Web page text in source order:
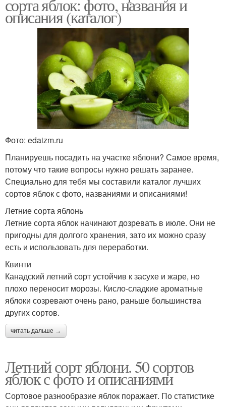
сорта яблок: фото, названия и
описания (каталог)
Фото: edaizm.ru
Планируешь посадить на участке яблони? Самое время,
потому что такие вопросы нужно решать заранее.
Специально для тебя мы составили каталог лучших
сортов яблок с фото, названиями и описаниями!
Летние сорта яблонь
Летние сорта яблок начинают дозревать в июле. Они не
пригодны для долгого хранения, зато их можно сразу
есть и использовать для переработки.
Квинти
Канадский летний сорт устойчив к засухе и жаре, но
плохо переносит морозы. Кисло-сладкие ароматные
яблоки созревают очень рано, раньше большинства
других сортов.
читать дальше →
Летний сорт яблони. 50 сортов
яблок с фото и описаниями
Сортовое разнообразие яблок поражает. По статистике